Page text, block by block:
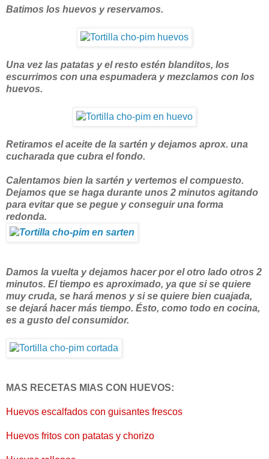
Batimos los huevos y reservamos.
Una vez las patatas y el resto estén blanditos, los
escurrimos con una espumadera y mezclamos con los
huevos.
Retiramos el aceite de la sartén y dejamos aprox. una
cucharada que cubra el fondo.
Calentamos bien la sartén y vertemos el compuesto.
Dejamos que se haga durante unos 2 minutos agitando
para evitar que se pegue y conseguir una forma
redonda.
Damos la vuelta y dejamos hacer por el otro lado otros 2
minutos. El tiempo es aproximado, ya que si se quiere
muy cruda, se hará menos y si se quiere bien cuajada,
se dejará hacer más tiempo. Ésto, como todo en cocina,
es a gusto del consumidor.
MAS RECETAS MIAS CON HUEVOS:
Huevos escalfados con guisantes frescos
Huevos fritos con patatas y chorizo